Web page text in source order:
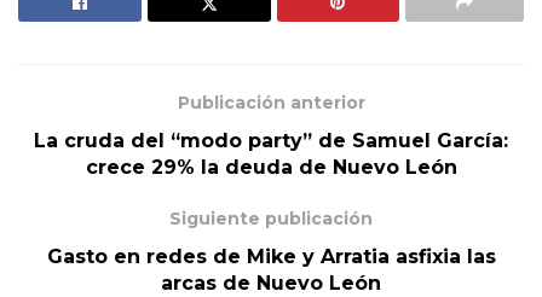
Publicación anterior
La cruda del “modo party” de Samuel García:
crece 29% la deuda de Nuevo León
Siguiente publicación
Gasto en redes de Mike y Arratia asfixia las
arcas de Nuevo León